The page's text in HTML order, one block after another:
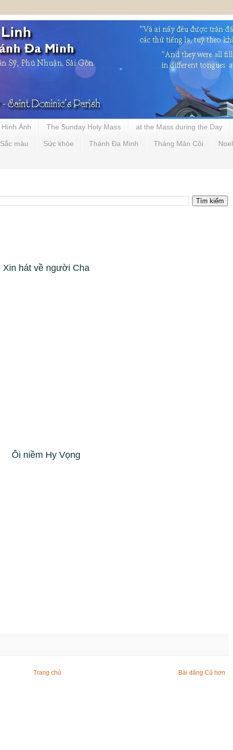
Hình Ảnh The Sunday Holy Mass at the Mass during the Day
Sắc màu Sức khỏe Thánh Đa Minh Tháng Mân Côi Noel
Xin hát về người Cha
Ôi niềm Hy Vọng
Bài đăng Cũ hơn
Trang chủ